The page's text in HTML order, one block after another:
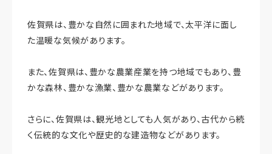
佐賀県は、豊かな自然に囲まれた地域で、太平洋に面し
た温暖な気候があります。
また、佐賀県は、豊かな農業産業を持つ地域でもあり、豊
かな森林、豊かな漁業、豊かな農業などがあります。
さらに、佐賀県は、観光地としても人気があり、古代から続
く伝統的な文化や歴史的な建造物などがあります。